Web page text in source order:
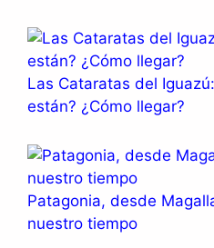
Las Cataratas del
están? ¿Cómo llegar?
Patagonia, desde
nuestro tiempo